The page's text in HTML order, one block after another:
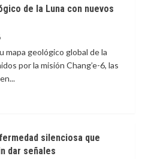
de la Luna con nuevos
mapa geológico global de la
por la misión Chang’e-6, las
silenciosa que
dar señales